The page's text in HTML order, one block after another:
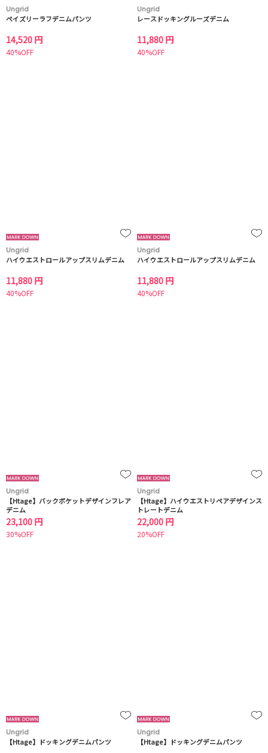
Ungrid
ペイズリーラフデニムパンツ
14,520 円
40%OFF
Ungrid
レースドッキングルーズデニム
11,880 円
40%OFF
Ungrid
ハイウエストロールアップスリムデニム
11,880 円
40%OFF
Ungrid
ハイウエストロールアップスリムデニム
11,880 円
40%OFF
Ungrid
【Htage】バックポケットデザインフレア
デニム
23,100 円
30%OFF
Ungrid
【Htage】ハイウエストリペアデザインス
トレートデニム
22,000 円
20%OFF
Ungrid
【Htage】ドッキングデニムパンツ
Ungrid
【Htage】ドッキングデニムパンツ